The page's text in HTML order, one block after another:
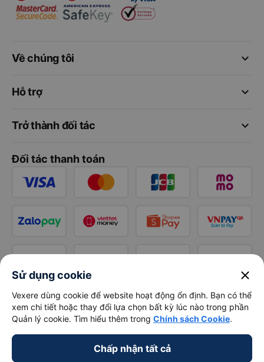
keyboard_arrow_down
Về chúng tôi
keyboard_arrow_down
Hỗ trợ
keyboard_arrow_down
Trở thành đối tác
Đối tác thanh toán
Sử dụng cookie close
Vexere dùng cookie để website hoạt động ổn định. Bạn có thể
xem chi tiết hoặc thay đổi lựa chọn bất kỳ lúc nào trong phần
Quản lý cookie. Tìm hiểu thêm trong Chính sách Cookie.
Chấp nhận tất cả